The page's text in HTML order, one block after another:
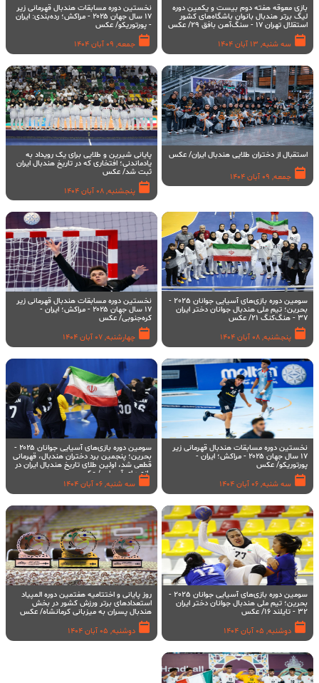
بازی معوقه هفته دوم بیست و یکمین دوره
لیگ برتر هندبال بانوان باشگاه‌های کشور
استقلال تهران ۱۷ - سنگ‌آهن بافق ۲۹/ عکس
سه شنبه, 13 آبان 1404
نخستین دوره مسابقات هندبال قهرمانی زیر
۱۷ سال جهان ۲۰۲۵ - مراکش؛ رده‌بندی: ایران
- پورتوریکو/ عکس
جمعه, 09 آبان 1404
استقبال از دختران طلایی هندبال ایران/ عکس
جمعه, 09 آبان 1404
پایانی شیرین و طلایی برای یک رویداد به
یادماندنی؛ افتخاری که در تاریخ هندبال ایران‌
ثبت شد/ عکس
پنجشنبه, 08 آبان 1404
سومین دوره بازی‌های آسیایی جوانان 2025 -
بحرین؛ تیم ملی هندبال جوانان دختر ایران
37 - هنگ‌کنگ 21/ عکس
پنجشنبه, 08 آبان 1404
نخستین دوره مسابقات هندبال قهرمانی زیر
۱۷ سال جهان ۲۰۲۵ - مراکش؛ ایران -
کره‌جنوبی/ عکس
چهارشنبه, 07 آبان 1404
نخستین دوره مسابقات هندبال قهرمانی زیر
۱۷ سال جهان ۲۰۲۵ - مراکش؛ ایران -
پورتوریکو/ عکس
سه شنبه, 06 آبان 1404
سومین دوره بازی‌های آسیایی جوانان ۲۰۲۵ -
بحرین؛ پنجمین برد دختران هندبال، قهرمانی
قطعی شد، اولین طلای تاریخ هندبال ایران در
بازی‌های آسیایی/ عکس
سه شنبه, 06 آبان 1404
سومین دوره بازی‌های آسیایی جوانان 2025 -
بحرین؛ تیم ملی هندبال جوانان دختر ایران
32 - تایلند 16/ عکس
دوشنبه, 05 آبان 1404
روز پایانی و اختتامیه هفتمین دوره المپیاد
استعدادهای برتر ورزش کشور در بخش
هندبال پسران به میزبانی کرمانشاه/ عکس
دوشنبه, 05 آبان 1404